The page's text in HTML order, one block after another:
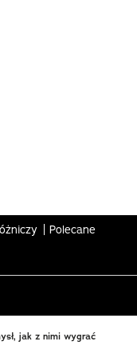
Polecane
jak z nimi wygrać